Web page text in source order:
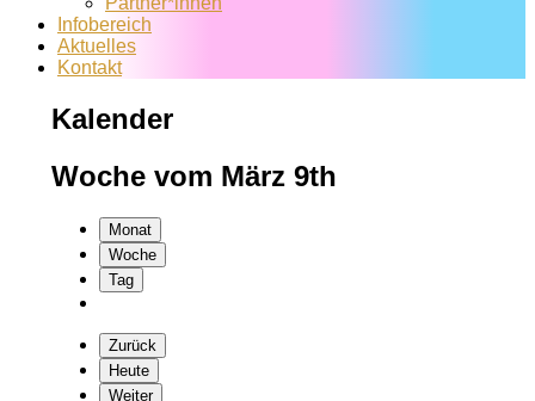
Infobereich
Aktuelles
Kontakt
Kalender
Woche vom März 9th
Monat
Woche
Tag
Zurück
Heute
Weiter